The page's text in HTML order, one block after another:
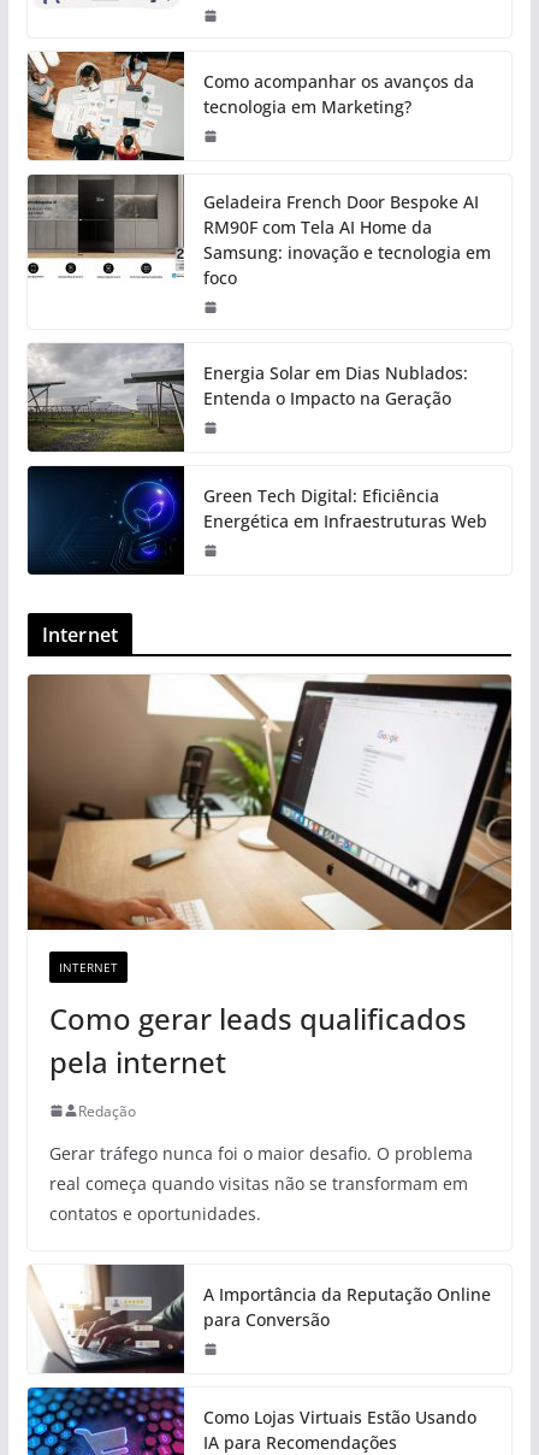
Como acompanhar os avanços da
tecnologia em Marketing?
Geladeira French Door Bespoke AI
RM90F com Tela AI Home da
Samsung: inovação e tecnologia em
foco
Energia Solar em Dias Nublados:
Entenda o Impacto na Geração
Green Tech Digital: Eficiência
Energética em Infraestruturas Web
Internet
INTERNET
Como gerar leads qualificados
pela internet
Redação
Gerar tráfego nunca foi o maior desafio. O problema
real começa quando visitas não se transformam em
contatos e oportunidades.
A Importância da Reputação Online
para Conversão
Como Lojas Virtuais Estão Usando
IA para Recomendações